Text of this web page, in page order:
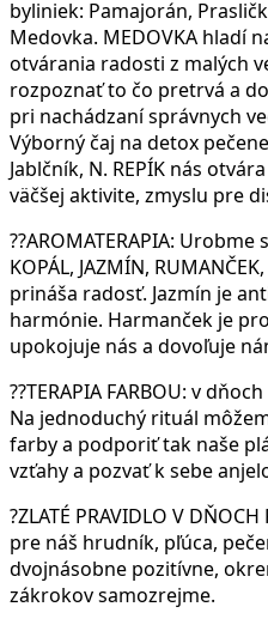
byliniek: Pamajorán,
Medovka. MEDOVKA hladí
otvárania radosti z malých
rozpoznať to čo pretrvá a
pri nachádzaní správnych
Výborný čaj na detox
Jablčník, N. REPÍK nás
väčšej aktivite, zmyslu pre
??AROMATERAPIA:
KOPÁL, JAZMÍN,
prináša radosť. Jazmín je
harmónie. Harmanček je
upokojuje nás a dovoľuje
??TERAPIA FARBOU: v
Na jednoduchý rituál
farby a podporiť tak naše
vzťahy a pozvať k sebe
?ZLATÉ PRAVIDLO V
pre náš hrudník, pľúca,
dvojnásobne pozitívne,
zákrokov samozrejme.